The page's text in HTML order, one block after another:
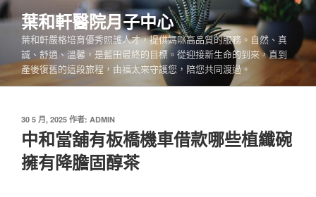
跳
至
內
葉和軒醫院月子中心
葉和軒嚴格培育優秀照護人才，提供媽咪高品質的服務。自然、真
誠、舒適、溫馨，是藍田最終的目標。從迎接新生命的到來，直到
產後復舊的這段旅程，由福太來守護您，陪您共同渡過。
發
於
30 5 月, 2025 作者: ADMIN
中和當舖有板橋機車借款哪些植纖碗
擁有降膽固醇茶